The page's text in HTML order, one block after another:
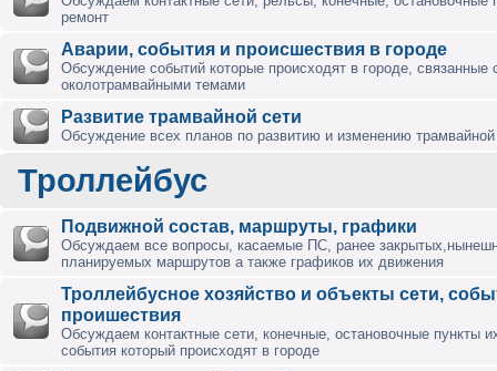
ремонт
Аварии, события и происшествия в городе
Обсуждение событий которые происходят в городе, связанные
околотрамвайными темами
Развитие трамвайной сети
Обсуждение всех планов по развитию и изменению трамвайной
Троллейбус
Подвижной состав, маршруты, графики
Обсуждаем все вопросы, касаемые ПС, ранее
планируемых маршрутов а также графиков их движения
Троллейбусное хозяйство и объекты сети,
проишествия
Обсуждаем контактные сети, конечные, остановочные пункты
события который происходят в городе